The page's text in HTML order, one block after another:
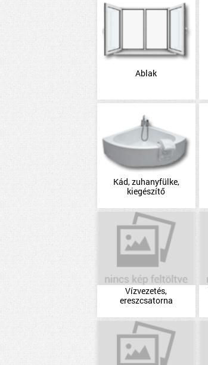
Ablak
Kád, zuhanyfülke,
kiegészítő
Vízvezetés,
ereszcsatorna